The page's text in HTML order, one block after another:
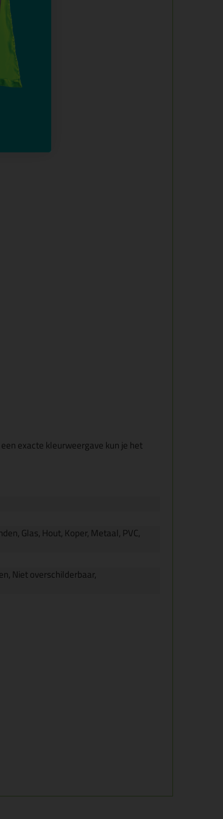
exacte kleurweergave kun je het
Glas, Hout, Koper, Metaal, PVC,
Niet overschilderbaar,